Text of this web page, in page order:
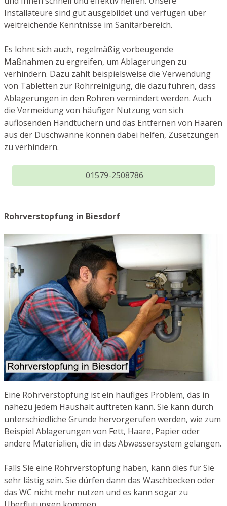
Installateure sind gut ausgebildet und verfügen über
weitreichende Kenntnisse im Sanitärbereich.
Es lohnt sich auch, regelmäßig vorbeugende
Maßnahmen zu ergreifen, um Ablagerungen zu
verhindern. Dazu zählt beispielsweise die Verwendung
von Tabletten zur Rohrreinigung, die dazu führen, dass
Ablagerungen in den Rohren vermindert werden. Auch
die Vermeidung von häufiger Nutzung von sich
auflösenden Handtüchern und das Entfernen von Haaren
aus der Duschwanne können dabei helfen, Zusetzungen
zu verhindern.
01579-2508786
Rohrverstopfung in Biesdorf
Eine Rohrverstopfung ist ein häufiges Problem, das in
nahezu jedem Haushalt auftreten kann. Sie kann durch
unterschiedliche Gründe hervorgerufen werden, wie zum
Beispiel Ablagerungen von Fett, Haare, Papier oder
andere Materialien, die in das Abwassersystem gelangen.
Falls Sie eine Rohrverstopfung haben, kann dies für Sie
sehr lästig sein. Sie dürfen dann das Waschbecken oder
das WC nicht mehr nutzen und es kann sogar zu